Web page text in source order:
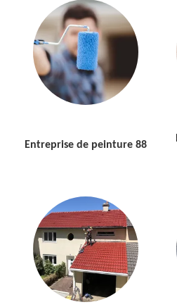
Entreprise de peinture 88